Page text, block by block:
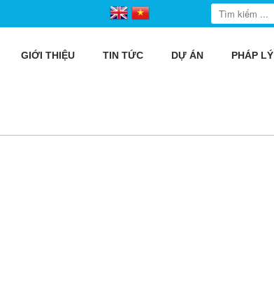
GIỚI THIỆU TIN TỨC DỰ ÁN PHÁP LÝ